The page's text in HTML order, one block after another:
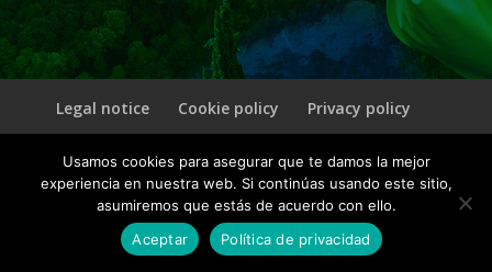
Legal notice Cookie policy Privacy policy
© 2026 CultuAR | Un producto deINVELON
Usamos cookies para asegurar que te damos la mejor
experiencia en nuestra web. Si continúas usando este sitio,
asumiremos que estás de acuerdo con ello.
Aceptar
Política de privacidad